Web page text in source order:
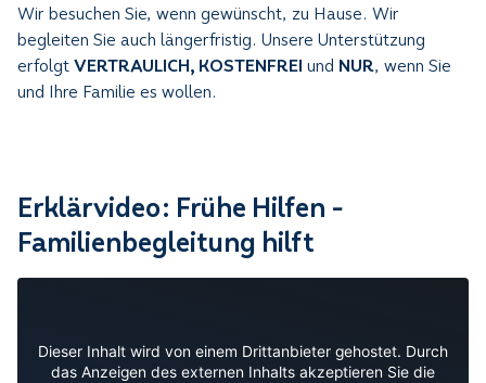
Wir besuchen Sie, wenn gewünscht, zu Hause. Wir
begleiten Sie auch längerfristig. Unsere Unterstützung
erfolgtVERTRAULICH, KOSTENFREI und NUR, wenn Sie
und Ihre Familie es wollen.
Erklärvideo: Frühe Hilfen -
Familienbegleitung hilft
Dieser Inhalt wird von einem Drittanbieter gehostet. Durch
das Anzeigen des externen Inhalts akzeptieren Sie die